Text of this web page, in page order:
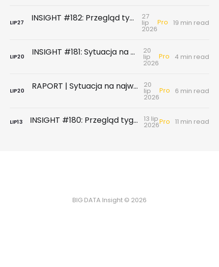
LIP27 INSIGHT #182: Przegląd tygodniowy | Rynek biurowy - powierzchni biurowych nie brakuje, chyba że tych w najnowszym standardzie 27
lip
2026
Pro 19 min read
LIP20 INSIGHT #181: Sytuacja na największych rynkach mieszkaniowych po II kwartale 2026 20
lip
2026
Pro 4 min read
LIP20 RAPORT | Sytuacja na największych rynkach mieszkaniowych po II kwartale 2026 20
lip
2026
Pro 6 min read
LIP13 INSIGHT #180: Przegląd tygodniowy | Badanie ankietowe NBP - rynek wtórny & najem 13 lip
2026Pro 11 min read
BIG DATA Insight © 2026